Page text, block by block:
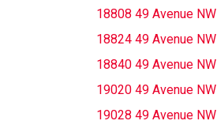
18808 49 Avenue NW
18824 49 Avenue NW
18840 49 Avenue NW
19020 49 Avenue NW
19028 49 Avenue NW